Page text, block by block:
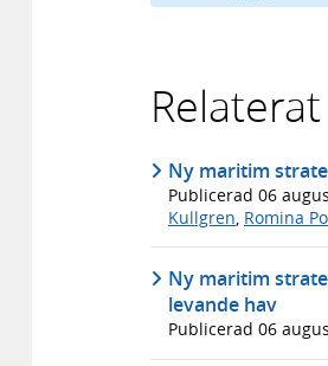
Relaterat
Ny maritim
Publicerad 06
Kullgren Romina
Ny maritim
levande hav
Publicerad 06